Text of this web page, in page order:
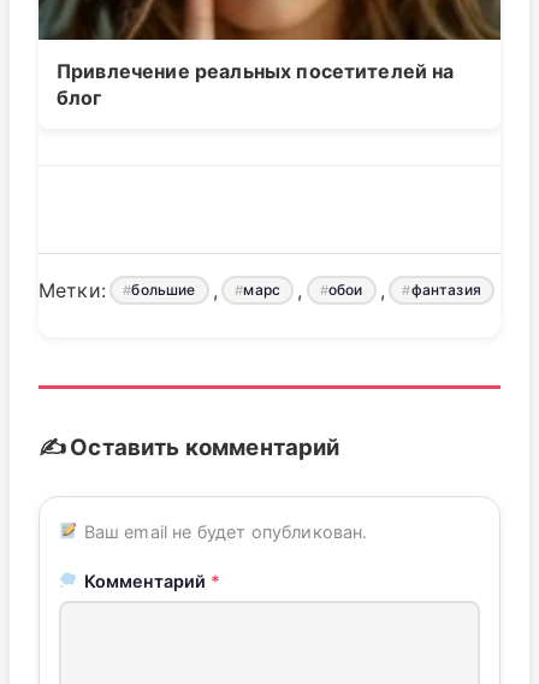
Привлечение реальных посетителей на
блог
Метки: большие , марс , обои , фантазия
✍️ Оставить комментарий
Ваш email не будет опубликован.
Комментарий *